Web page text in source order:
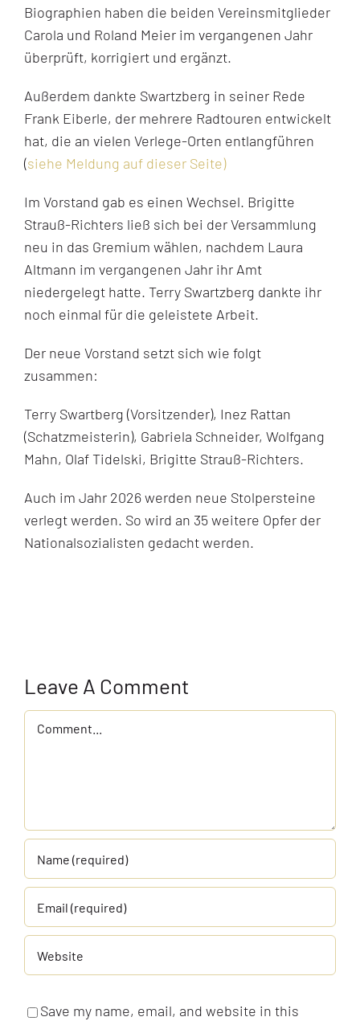
Biographien haben die beiden Vereinsmitglieder
Carola und Roland Meier im vergangenen Jahr
überprüft, korrigiert und ergänzt.
Außerdem dankte Swartzberg in seiner Rede
Frank Eiberle, der mehrere Radtouren entwickelt
hat, die an vielen Verlege-Orten entlangführen
(siehe Meldung auf dieser Seite)
Im Vorstand gab es einen Wechsel. Brigitte
Strauß-Richters ließ sich bei der Versammlung
neu in das Gremium wählen, nachdem Laura
Altmann im vergangenen Jahr ihr Amt
niedergelegt hatte. Terry Swartzberg dankte ihr
noch einmal für die geleistete Arbeit.
Der neue Vorstand setzt sich wie folgt
zusammen:
Terry Swartberg (Vorsitzender), Inez Rattan
(Schatzmeisterin), Gabriela Schneider, Wolfgang
Mahn, Olaf Tidelski, Brigitte Strauß-Richters.
Auch im Jahr 2026 werden neue Stolpersteine
verlegt werden. So wird an 35 weitere Opfer der
Nationalsozialisten gedacht werden.
Leave A Comment
Comment
Save my name, email, and website in this